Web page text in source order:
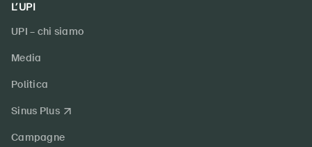
L’UPI
UPI – chi siamo
Media
Politica
Sinus Plus
Campagne